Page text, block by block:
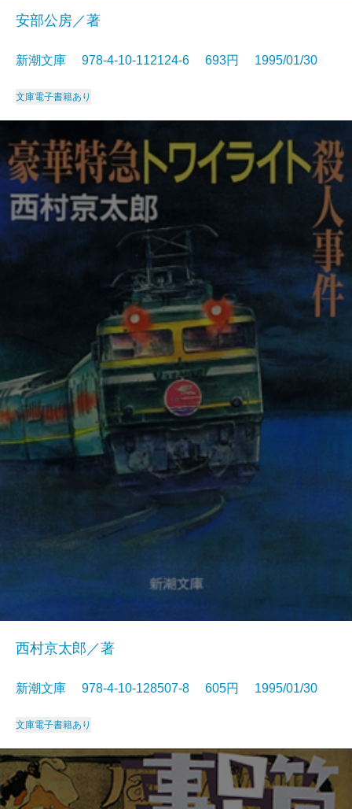
安部公房／著
新潮文庫 978-4-10-112124-6 693円 1995/01/30
文庫電子書籍あり
西村京太郎／著
新潮文庫 978-4-10-128507-8 605円 1995/01/30
文庫電子書籍あり